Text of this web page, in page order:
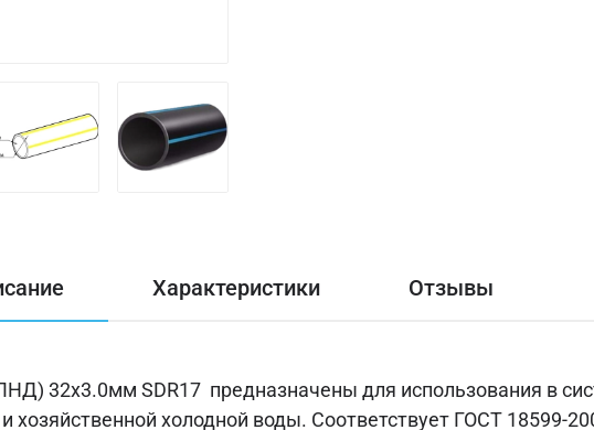
Характеристики Отзывы
32х3.0мм SDR17 предназначены для использования в
хозяйственной холодной воды. Соответствует ГОСТ 18599-